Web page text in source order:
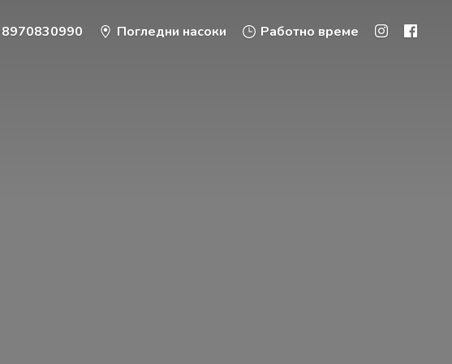
Погледни насоки Работно време